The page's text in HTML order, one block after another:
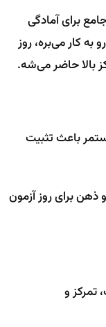
برای آمادگی
کار می‌بره، روز
بالا حاضر می‌شه.
باعث تثبیت
برای روز آزمون
تمرکز و